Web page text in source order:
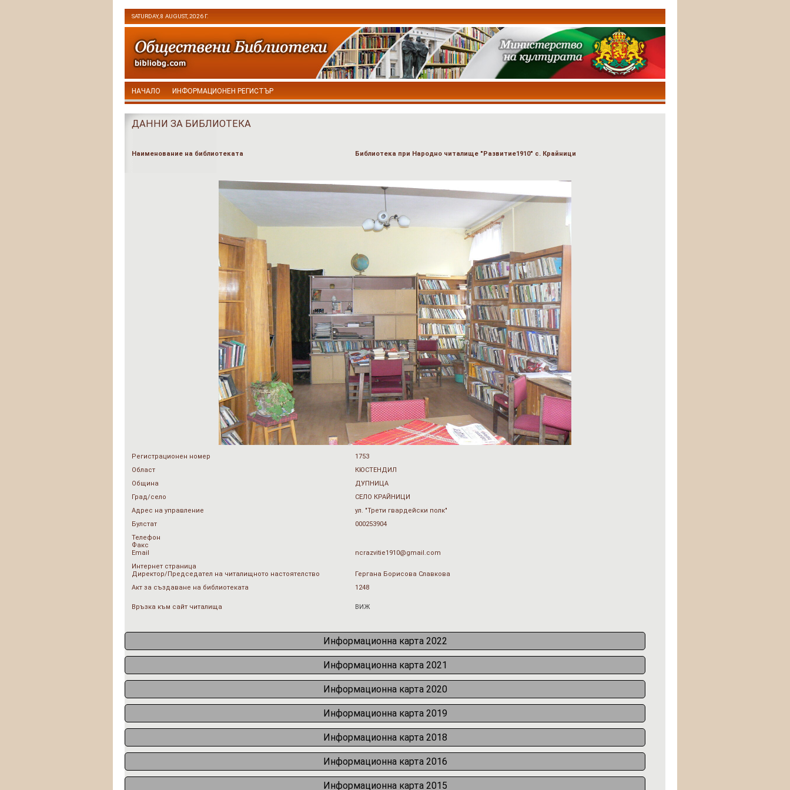
SATURDAY, 8 AUGUST, 2026 Г.
НАЧАЛО ИНФОРМАЦИОНЕН РЕГИСТЪР
ДАННИ ЗА БИБЛИОТЕКА
Наименование на библиотеката Библиотека при Народно читалище "Развитие1910" с. Крайници
Регистрационен номер
1753
Област
КЮСТЕНДИЛ
Община
ДУПНИЦА
Град/село
СЕЛО КРАЙНИЦИ
Адрес на управление
ул. "Трети гвардейски полк"
Булстат
000253904
Телефон
Факс
Email
ncrazvitie1910@gmail.com
Интернет страница
Директор/Председател на читалищното настоятелство
Гергана Борисова Славкова
Акт за създаване на библиотеката
1248
Връзка към сайт читалища ВИЖ
Информационна карта 2022
Информационна карта 2021
Информационна карта 2020
Информационна карта 2019
Информационна карта 2018
Информационна карта 2016
Информационна карта 2015